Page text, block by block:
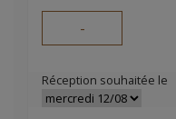
-
Réception souhaitée le